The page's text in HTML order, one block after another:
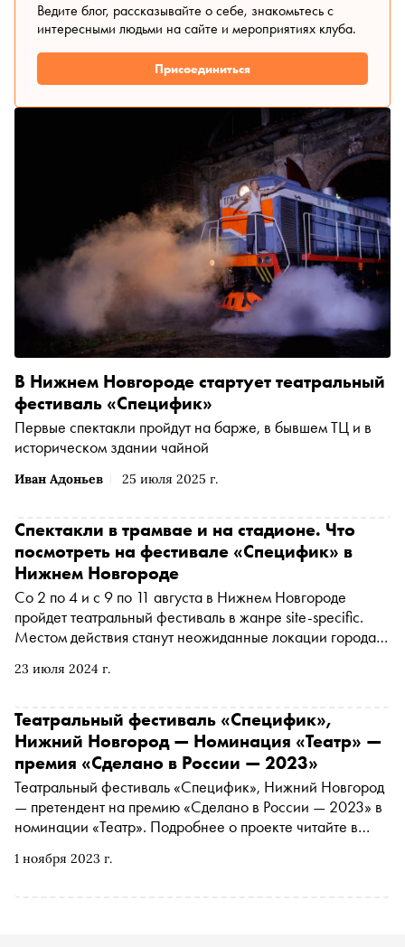
Ведите блог, рассказывайте о себе, знакомьтесь с
интересными людьми на сайте и мероприятиях клуба.
Присоединиться
Иван Адоньев 25 июля 2025 г.
В Нижнем Новгороде стартует театральный
фестиваль «Специфик»
Первые спектакли пройдут на барже, в бывшем ТЦ и в
историческом здании чайной
23 июля 2024 г.
Спектакли в трамвае и на стадионе. Что
посмотреть на фестивале «Специфик» в
Нижнем Новгороде
Со 2 по 4 и с 9 по 11 августа в Нижнем Новгороде
пройдет театральный фестиваль в жанре site-specific.
Местом действия станут неожиданные локации города,
жилые дома, заводы, реки. Привычные и неочевидные
— публика увидит классические и экспериментальные
современные спектакли. Фестиваль «Специфик» вошел
в событийную программу культурной столицы 2024 года,
статус которой сегодня носит Нижний Новгород. «Сноб»
рассказывает о том, как устроен фестиваль и что
интересного ждет гостей в этом году
1 ноября 2023 г.
Театральный фестиваль «Специфик»,
Нижний Новгород — Номинация «Театр» —
премия «Сделано в России — 2023»
Театральный фестиваль «Специфик», Нижний Новгород
— претендент на премию «Сделано в России — 2023» в
номинации «Театр». Подробнее о проекте читайте в
«МТС Банк Premium&Private». Технологический партнер